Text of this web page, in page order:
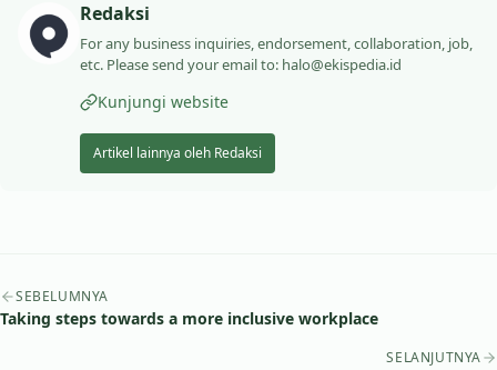
Redaksi
For any business inquiries, endorsement, collaboration, job,
etc. Please send your email to: halo@ekispedia.id
Kunjungi website
Artikel lainnya oleh Redaksi
Navigasi artikel
SEBELUMNYA
Taking steps towards a more inclusive workplace
SELANJUTNYA